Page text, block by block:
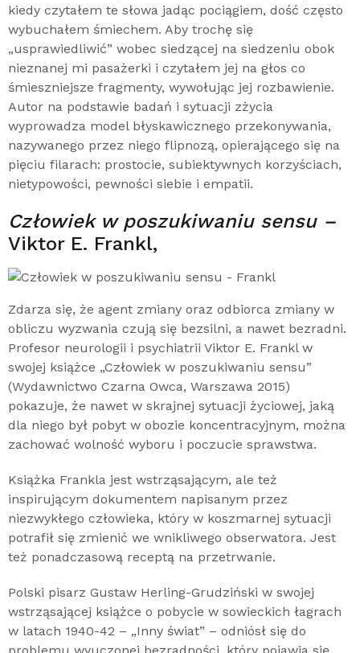
kiedy czytałem te słowa jadąc pociągiem, dość często
wybuchałem śmiechem. Aby trochę się
„usprawiedliwić” wobec siedzącej na siedzeniu obok
nieznanej mi pasażerki i czytałem jej na głos co
śmieszniejsze fragmenty, wywołując jej rozbawienie.
Autor na podstawie badań i sytuacji zżycia
wyprowadza model błyskawicznego przekonywania,
nazywanego przez niego flipnozą, opierającego się na
pięciu filarach: prostocie, subiektywnych korzyściach,
nietypowości, pewności siebie i empatii.
Człowiek w poszukiwaniu sensu –
Viktor E. Frankl,
Zdarza się, że agent zmiany oraz odbiorca zmiany w
obliczu wyzwania czują się bezsilni, a nawet bezradni.
Profesor neurologii i psychiatrii Viktor E. Frankl w
swojej książce „Człowiek w poszukiwaniu sensu”
(Wydawnictwo Czarna Owca, Warszawa 2015)
pokazuje, że nawet w skrajnej sytuacji życiowej, jaką
dla niego był pobyt w obozie koncentracyjnym, można
zachować wolność wyboru i poczucie sprawstwa.
Książka Frankla jest wstrząsającym, ale też
inspirującym dokumentem napisanym przez
niezwykłego człowieka, który w koszmarnej sytuacji
potrafił się zmienić we wnikliwego obserwatora. Jest
też ponadczasową receptą na przetrwanie.
Polski pisarz Gustaw Herling-Grudziński w swojej
wstrząsającej książce o pobycie w sowieckich łagrach
w latach 1940-42 – „Inny świat” – odniósł się do
problemu wyuczonej bezradności, który pojawia się